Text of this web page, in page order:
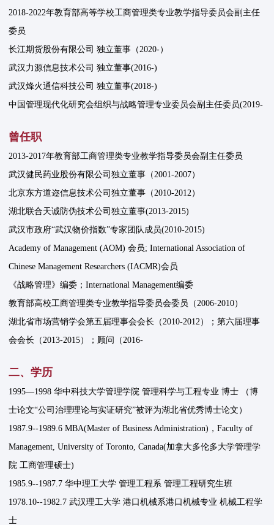
2018-2022年教育部高等学校工商管理类专业教学指导委员会副主任
委员
长江期货股份有限公司 独立董事（2020-）
武汉力源信息技术公司 独立董事(2016-)
武汉烽火通信科技公司 独立董事(2018-)
中国管理现代化研究会组织与战略管理专业委员会副主任委员(2019-
曾任职
2013-2017年教育部工商管理类专业教学指导委员会副主任委员
武汉健民药业股份有限公司独立董事（2001-2007）
北京东方道迩信息技术公司独立董事（2010-2012）
湖北联合天诚防伪技术公司独立董事(2013-2015)
武汉市政府“武汉物价指数”专家团队成员(2010-2015)
Academy of Management (AOM) 会员; International Association of
Chinese Management Researchers (IACMR)会员
《战略管理》编委；International Management编委
教育部高校工商管理类专业教学指导委员会委员（2006-2010）
湖北省市场营销学会第五届理事会会长（2010-2012）；第六届理事
会会长（2013-2015）；顾问（2016-
二、学历
1995—1998 华中科技大学管理学院 管理科学与工程专业 博士 （博
士论文“公司治理理论与实证研究”被评为湖北省优秀博士论文）
1987.9--1989.6 MBA(Master of Business Administration)，Faculty of
Management, University of Toronto, Canada(加拿大多伦多大学管理学
院 工商管理硕士)
1985.9--1987.7 华中理工大学 管理工程系 管理工程研究生班
1978.10--1982.7 武汉理工大学 港口机械系港口机械专业 机械工程学
士